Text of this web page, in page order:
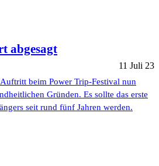
abgesagt
11 Juli 23
beim Power Trip-Festival nun
Gründen. Es sollte das erste
seit rund fünf Jahren werden.